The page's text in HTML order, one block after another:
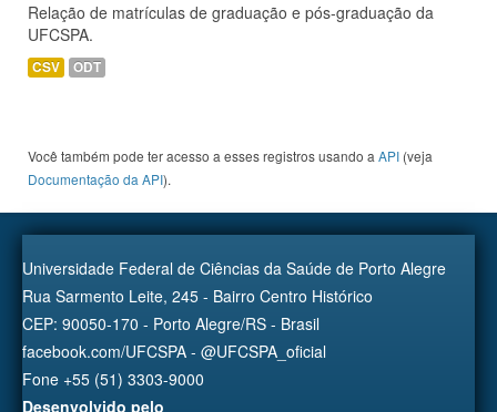
Relação de matrículas de graduação e pós-graduação da
UFCSPA.
CSV ODT
Você também pode ter acesso a esses registros usando a API (veja
Documentação da API).
Universidade Federal de Ciências da Saúde de Porto Alegre
Rua Sarmento Leite, 245 - Bairro Centro Histórico
CEP: 90050-170 - Porto Alegre/RS - Brasil
facebook.com/UFCSPA - @UFCSPA_oficial
Fone +55 (51) 3303-9000
Desenvolvido pelo